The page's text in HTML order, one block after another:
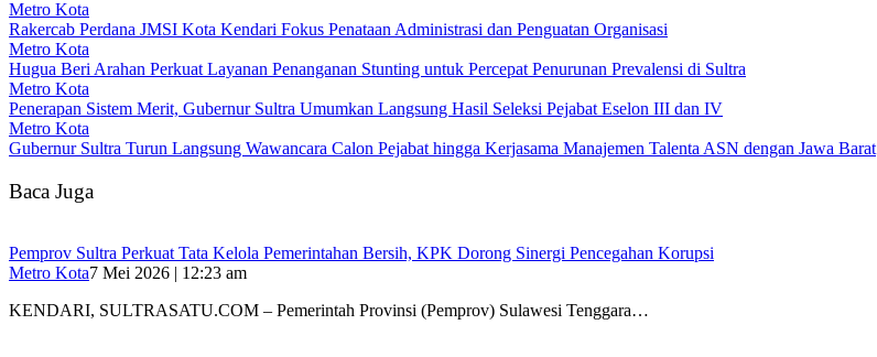
Metro Kota
Rakercab Perdana JMSI Kota Kendari Fokus Penataan Administrasi dan Penguatan Organisasi
Metro Kota
Hugua Beri Arahan Perkuat Layanan Penanganan Stunting untuk Percepat Penurunan Prevalensi di Sultra
Metro Kota
Penerapan Sistem Merit, Gubernur Sultra Umumkan Langsung Hasil Seleksi Pejabat Eselon III dan IV
Metro Kota
Gubernur Sultra Turun Langsung Wawancara Calon Pejabat hingga Kerjasama Manajemen Talenta ASN dengan Jawa Barat
Baca Juga
Pemprov Sultra Perkuat Tata Kelola Pemerintahan Bersih, KPK Dorong Sinergi Pencegahan Korupsi
Metro Kota7 Mei 2026 | 12:23 am
KENDARI, SULTRASATU.COM – Pemerintah Provinsi (Pemprov) Sulawesi Tenggara…